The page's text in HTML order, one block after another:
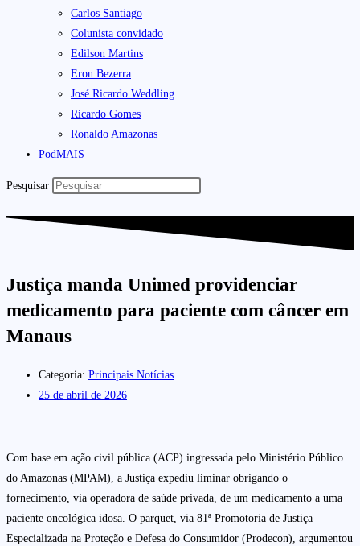
Carlos Santiago
Colunista convidado
Edilson Martins
Eron Bezerra
José Ricardo Weddling
Ricardo Gomes
Ronaldo Amazonas
PodMAIS
Pesquisar
Justiça manda Unimed providenciar
medicamento para paciente com câncer em
Manaus
Categoria: Principais Notícias
25 de abril de 2026
Com base em ação civil pública (ACP) ingressada pelo Ministério Público
do Amazonas (MPAM), a Justiça expediu liminar obrigando o
fornecimento, via operadora de saúde privada, de um medicamento a uma
paciente oncológica idosa. O parquet, via 81ª Promotoria de Justiça
Especializada na Proteção e Defesa do Consumidor (Prodecon), argumentou